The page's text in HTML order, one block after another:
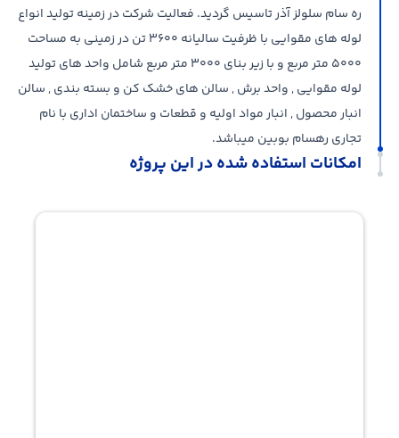
ره سام سلولز آذر تاسیس گردید. فعالیت شرکت در زمینه تولید انواع
لوله های مقوایی با ظرفیت سالیانه ۳۶۰۰ تن در زمینی به مساحت
۵۰۰۰ متر مربع و با زیر بنای ۳۰۰۰ متر مربع شامل واحد های تولید
لوله مقوایی , واحد برش , سالن های خشک کن و بسته بندی , سالن
انبار محصول , انبار مواد اولیه و قطعات و ساختمان اداری با نام
تجاری رهسام بوبین میباشد.
امکانات استفاده شده در این پروژه